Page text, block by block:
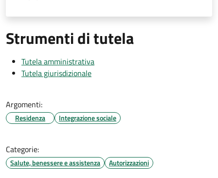
Strumenti di tutela
Tutela amministrativa
Tutela giurisdizionale
Argomenti:
Residenza Integrazione sociale
Categorie:
Salute, benessere e assistenza Autorizzazioni